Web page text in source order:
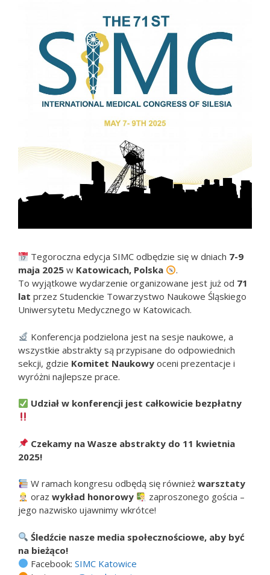
Tegoroczna edycja SIMC odbędzie się w dniach 7-9
maja 2025 w Katowicach, Polska
.
To wyjątkowe wydarzenie organizowane jest już od 71
lat przez Studenckie Towarzystwo Naukowe Śląskiego
Uniwersytetu Medycznego w Katowicach.
Konferencja podzielona jest na sesje naukowe, a
wszystkie abstrakty są przypisane do odpowiednich
sekcji, gdzie Komitet Naukowy oceni prezentacje i
wyróżni najlepsze prace.
Udział w konferencji jest całkowicie bezpłatny
Czekamy na Wasze abstrakty do 11 kwietnia
2025!
W ramach kongresu odbędą się równieżwarsztaty
orazwykład honorowy
zaproszonego gościa –
jego nazwisko ujawnimy wkrótce!
Śledźcie nasze media społecznościowe, aby być
na bieżąco!
Facebook:SIMC Katowice